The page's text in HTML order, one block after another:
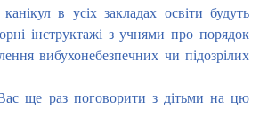
в усіх закладах освіти будуть
інструктажі з учнями про порядок
вибухонебезпечних чи підозрілих
ще раз поговорити з дітьми на цю